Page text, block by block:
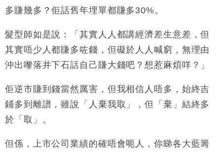
12:44
日圓干預創新高
11:12
國際｜特朗普料美伊戰事快結束 承認部分彈藥庫存緊
15:59
財經｜SA售股自救後再出手 斥4億美元押注未上市公
司
多賺幾多？佢話舊年埋單都賺多30%。
髮型師如是說：「其實人人都講經濟差生意差，但
其實唔少人都賺多咗錢，但礙於人人喊窮，無理由
沖出嚟落井下石話自己賺大錢吧？想惹麻煩咩？」
佢逆市賺到錢當然厲害，但我相信人唔多，始終吉
鋪多到離譜，雖說「人棄我取」，但「棄」結終多
於「取」。
但係，上市公司業績的確唔會呃人，你睇各大藍籌